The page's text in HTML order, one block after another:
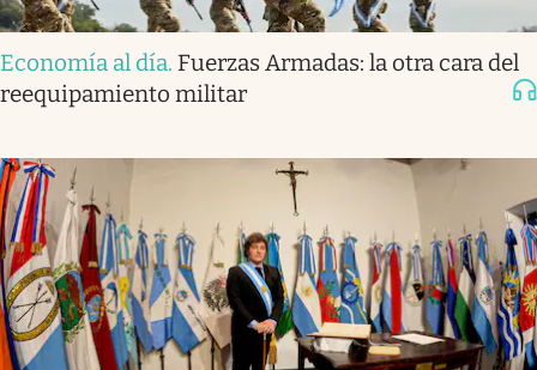
Economía al día. Fuerzas Armadas: la otra cara del
reequipamiento militar